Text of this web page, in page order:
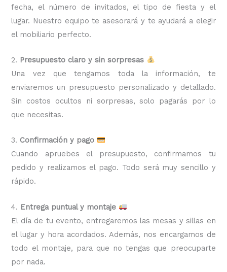
fecha, el número de invitados, el tipo de fiesta y el
lugar. Nuestro equipo te asesorará y te ayudará a elegir
el mobiliario perfecto.
2. Presupuesto claro y sin sorpresas
Una vez que tengamos toda la información, te
enviaremos un presupuesto personalizado y detallado.
Sin costos ocultos ni sorpresas, solo pagarás por lo
que necesitas.
3. Confirmación y pago
Cuando apruebes el presupuesto, confirmamos tu
pedido y realizamos el pago. Todo será muy sencillo y
rápido.
4. Entrega puntual y montaje
El día de tu evento, entregaremos las mesas y sillas en
el lugar y hora acordados. Además, nos encargamos de
todo el montaje, para que no tengas que preocuparte
por nada.